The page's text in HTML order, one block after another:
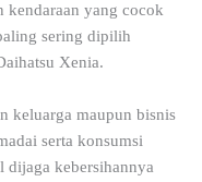
kendaraan yang cocok
sering dipilih
Xenia.
keluarga maupun bisnis
serta konsumsi
dijaga kebersihannya